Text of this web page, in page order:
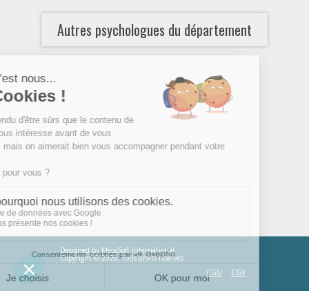
Autres psychologues du département
Designed by MecaSoft International
Copyright © 2026. Tous droits réservés
CGU
CGV